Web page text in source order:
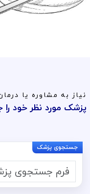
نیاز به مشاوره یا
پزشک مورد نظر خود